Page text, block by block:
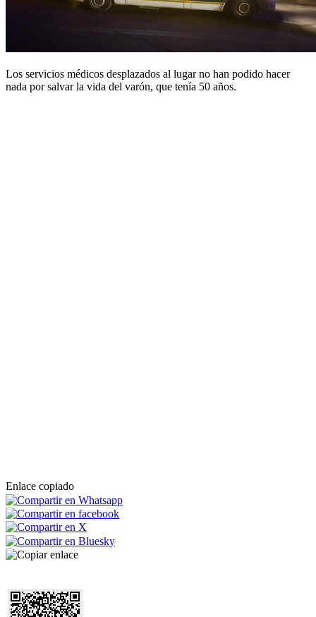
Los servicios médicos desplazados al lugar no han podido hacer
nada por salvar la vida del varón, que tenía 50 años.
Enlace copiado